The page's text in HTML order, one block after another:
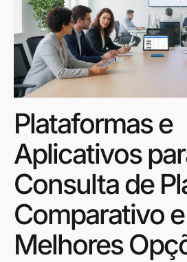
Plataformas e
Aplicativos
Consulta de
Comparativo e
Melhores